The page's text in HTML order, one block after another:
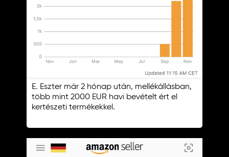
E. Eszter már 2 hónap után, mellékállásban,
több mint 2000 EUR havi bevételt ért el
kertészeti termékekkel.